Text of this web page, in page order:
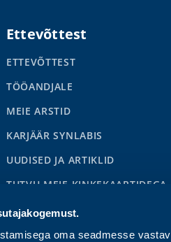
oma seadmesse
Ettevõttest
ETTEVÕTTEST
TÖÖANDJALE
MEIE ARSTID
KARJÄÄR SYNLABIS
UUDISED JA ARTIKLID
TUTVU MEIE KINKEKAARTIDEGA